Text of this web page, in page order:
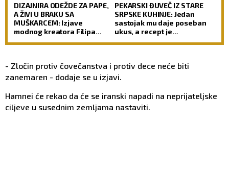
DIZAJNIRA ODEŽDE ZA PAPE,
A ŽIVI U BRAKU SA
MUŠKARCEM: Izjave
modnog kreatora Filipa
PEKARSKI ĐUVEČ IZ STARE
SRPSKE KUHINJE: Jedan
sastojak mu daje poseban
ukus, a recept je
- Zločin protiv čovečanstva i protiv dece neće biti
zanemaren - dodaje se u izjavi.
Hamnei će rekao da će se iranski napadi na neprijateljske
ciljeve u susednim zemljama nastaviti.